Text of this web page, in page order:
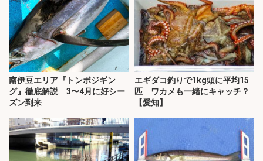
南伊豆エリア『トンボジギン
グ』徹底解説 3〜4月に好シー
ズン到来
エギダコ釣りで1kg頭に平均15
匹 ワカメも一緒にキャッチ？
【愛知】